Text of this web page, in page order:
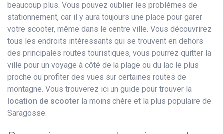
beaucoup plus. Vous pouvez oublier les problèmes de
stationnement, car il y aura toujours une place pour garer
votre scooter, même dans le centre ville. Vous découvrirez
tous les endroits intéressants qui se trouvent en dehors
des principales routes touristiques, vous pourrez quitter la
ville pour un voyage à côté de la plage ou du lac le plus
proche ou profiter des vues sur certaines routes de
montagne. Vous trouverez ici un guide pour trouver la
location de scooter la moins chère et la plus populaire de
Saragosse.